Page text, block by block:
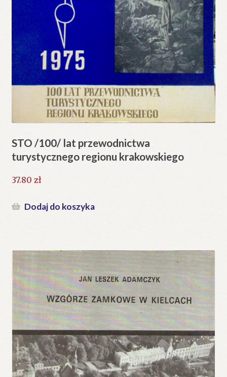
STO /100/ lat przewodnictwa
turystycznego regionu krakowskiego
37.80 zł
Dodaj do koszyka